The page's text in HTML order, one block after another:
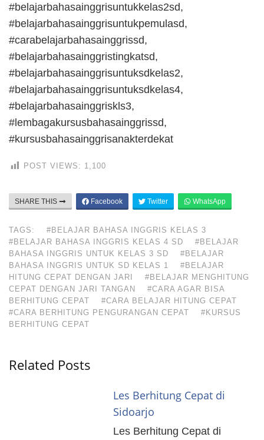
#belajarbahasainggrisuntukkelas2sd,
#belajarbahasainggrisuntukpemulasd,
#carabelajarbahasainggrissd,
#belajarbahasainggristingkatsd,
#belajarbahasainggrisuntuksdkelas2,
#belajarbahasainggrisuntuksdkelas4,
#belajarbahasainggriskls3,
#lembagakursusbahasainggrissd,
#kursusbahasainggrisanakterdekat
POST VIEWS: 1,100
SHARE THIS Facebook Twitter WhatsApp
TAGS:
#BELAJAR BAHASA INGGRIS KELAS 3
#BELAJAR BAHASA INGGRIS KELAS 4 SD
#BELAJAR
BAHASA INGGRIS UNTUK KELAS 3 SD
#BELAJAR
BAHASA INGGRIS UNTUK SD KELAS 1
#BELAJAR
HITUNG CEPAT DENGAN JARI
#BELAJAR MENGHITUNG
CEPAT DENGAN JARI TANGAN
#CARA AGAR BISA
BERHITUNG CEPAT
#CARA BELAJAR HITUNG CEPAT
#CARA BERHITUNG PENGURANGAN CEPAT
#KURSUS
BERHITUNG CEPAT
Related Posts
Les Berhitung Cepat di
Sidoarjo
Les Berhitung Cepat di